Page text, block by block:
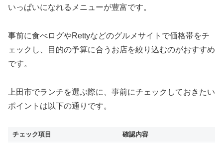
いっぱいになれるメニューが豊富です。
事前に食べログやRettyなどのグルメサイトで価格帯をチ
ェックし、目的の予算に合うお店を絞り込むのがおすすめ
です。
上田市でランチを選ぶ際に、事前にチェックしておきたい
ポイントは以下の通りです。
チェック項目 確認内容